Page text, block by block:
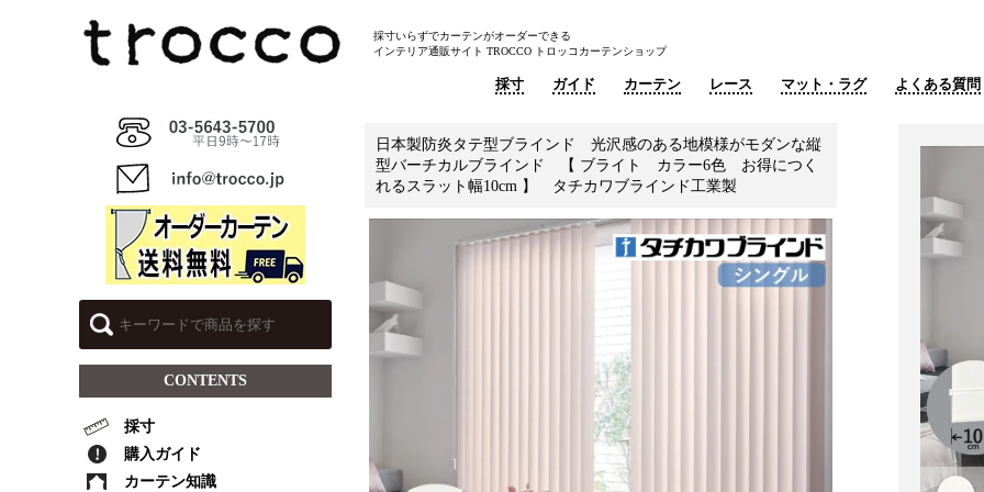
採寸いらずでカーテンがオーダーできる
インテリア通販サイト TROCCO トロッコカーテンショップ
採寸 ガイド カーテン レース マット・ラグ よくある質問
日本製防炎タテ型ブラインド 光沢感のある地模様がモダンな縦
型バーチカルブラインド 【 ブライト カラー6色 お得につく
れるスラット幅10cm 】 タチカワブラインド工業製
CONTENTS
採寸
購入ガイド
カーテン知識